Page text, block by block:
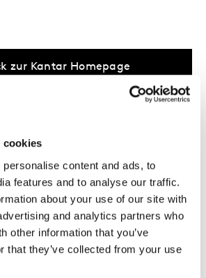
cookies
content and ads, to
features and to analyse our traffic.
about your use of our site with
and analytics partners who
other information that you’ve
that they’ve collected from your use
zur Kantar Homepage
, was wir in
oder auf dieneuesten
unserer Expertinnen
Kantar.
Kontaktieren Sie uns